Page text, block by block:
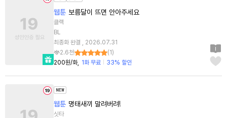
웹툰 보름달이 뜨면 안아주세요
클랙
BL
최종화 완결 , 2026.07.31
2.6천
(1 )
200원/화
1화 무료 33% 할인
웹툰 명태새끼 말려버려!
싯타